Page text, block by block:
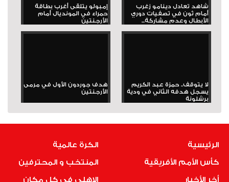
شاهد تعادل دينامو زغرب
أمام ثون في تصفيات دوري
الأبطال وعدم مشاركة...
إمبولو يتلقى أغرب بطاقة
حمراء في المونديال أمام
الأرجنتين
لا يتوقف.. حمزة عبد الكريم
يسجل هدفه الثاني في ودية
برشلونة
هدف جوردون الأول في مرمى
الأرجنتين
الرئيسية
كأس الأمم الأفريقية
أخر الأخبار
الكرة عالمية
المنتخب و المحترفين
الاهلى فى كل مكان